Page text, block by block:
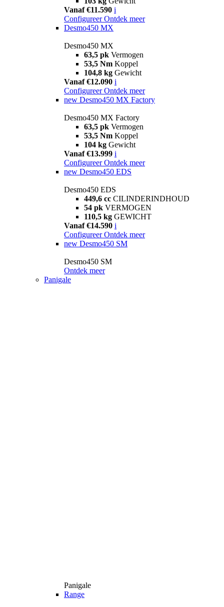
Vanaf €11.590 i
Configureer Ontdek meer
Desmo450 MX
Desmo450 MX
63,5 pk Vermogen
53,5 Nm Koppel
104,8 kg Gewicht
Vanaf €12.090 i
Configureer Ontdek meer
new Desmo450 MX Factory
Desmo450 MX Factory
63,5 pk Vermogen
53,5 Nm Koppel
104 kg Gewicht
Vanaf €13.999 i
Configureer Ontdek meer
new Desmo450 EDS
Desmo450 EDS
449,6 cc CILINDERINDHOUD
54 pk VERMOGEN
110,5 kg GEWICHT
Vanaf €14.590 i
Configureer Ontdek meer
new Desmo450 SM
Desmo450 SM
Ontdek meer
Panigale
Panigale
Range